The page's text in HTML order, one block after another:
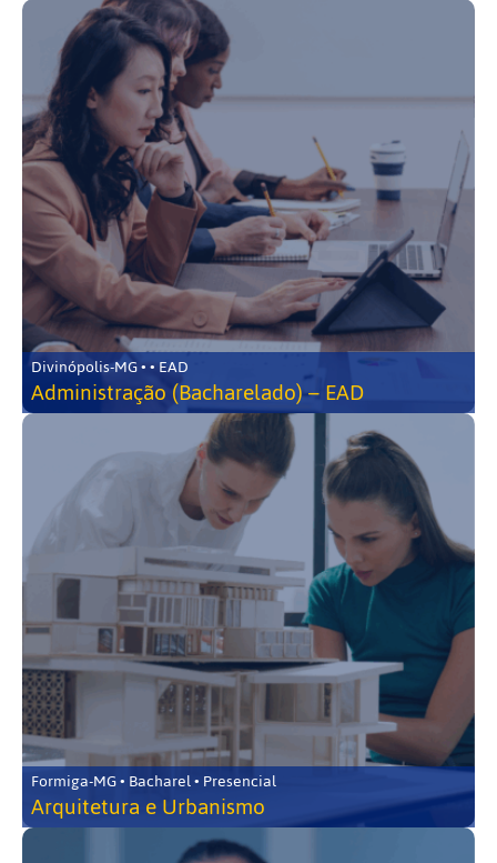
Divinópolis-MG • • EAD
Administração (Bacharelado) – EAD
Formiga-MG • Bacharel • Presencial
Arquitetura e Urbanismo